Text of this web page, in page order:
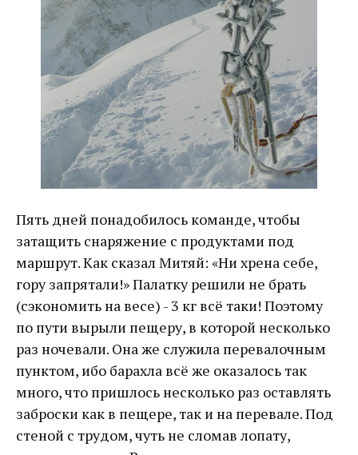
Пять дней понадобилось команде, чтобы
затащить снаряжение с продуктами под
маршрут. Как сказал Митяй: «Ни хрена себе,
гору запрятали!» Палатку решили не брать
(сэкономить на весе) - 3 кг всё таки! Поэтому
по пути вырыли пещеру, в которой несколько
раз ночевали. Она же служила перевалочным
пунктом, ибо барахла всё же оказалось так
много, что пришлось несколько раз оставлять
заброски как в пещере, так и на перевале. Под
стеной с трудом, чуть не сломав лопату,